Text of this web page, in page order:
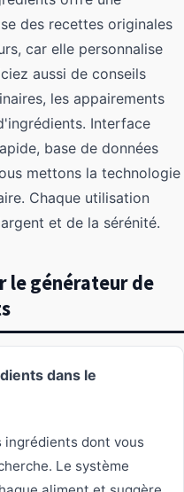
des recettes originales
car elle personnalise
aussi de conseils
les appairements
Interface
base de données
mettons la technologie
Chaque utilisation
et de la sérénité.
le générateur de
dans le
ingrédients dont vous
Le système